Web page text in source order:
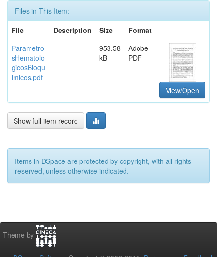
Files in This Item:
File
Description Size
Format
Parametro
sHematolo
gicosBioqu
imicos.pdf
953.58
kB
Adobe
PDF
View/Open
Show full item record
Items in DSpace are protected by copyright, with all rights
reserved, unless otherwise indicated.
Theme by